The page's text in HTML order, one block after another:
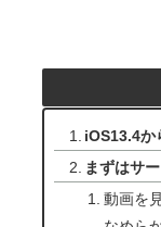
iOS13.4か
まずはサ
動画を